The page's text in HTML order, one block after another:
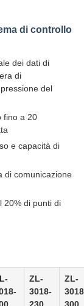
di controllo
dei dati di
di
del
fino a 20
e capacità di
di comunicazione
20% di punti di
ZL-
3018-
ZL-